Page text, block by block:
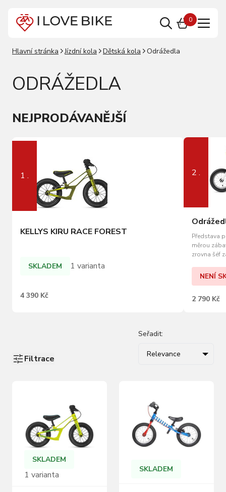
0
Hlavní stránka Jízdní kola Dětská kola Odrážedla
ODRÁŽEDLA
NEJPRODÁVANĚJŠÍ
1 .
KELLYS KIRU RACE FOREST
SKLADEM 1 varianta
4 390 Kč
2 .
Představa
měrou
zrovna šéf
tomhle
NENÍ
2 790 Kč
Filtrace
Seřadit:
Relevance
SKLADEM
1 varianta
SKLADEM